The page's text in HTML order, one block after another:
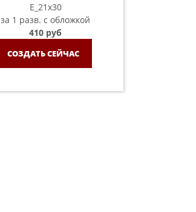
E_21х30
за 1 разв. с обложкой
410 руб
СОЗДАТЬ СЕЙЧАС